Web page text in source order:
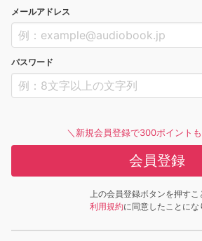
メールアドレス
パスワード
＼新規会員登録で300ポイント
会員登録
上の会員登録ボタンを押すこ
利用規約に同意したことにな